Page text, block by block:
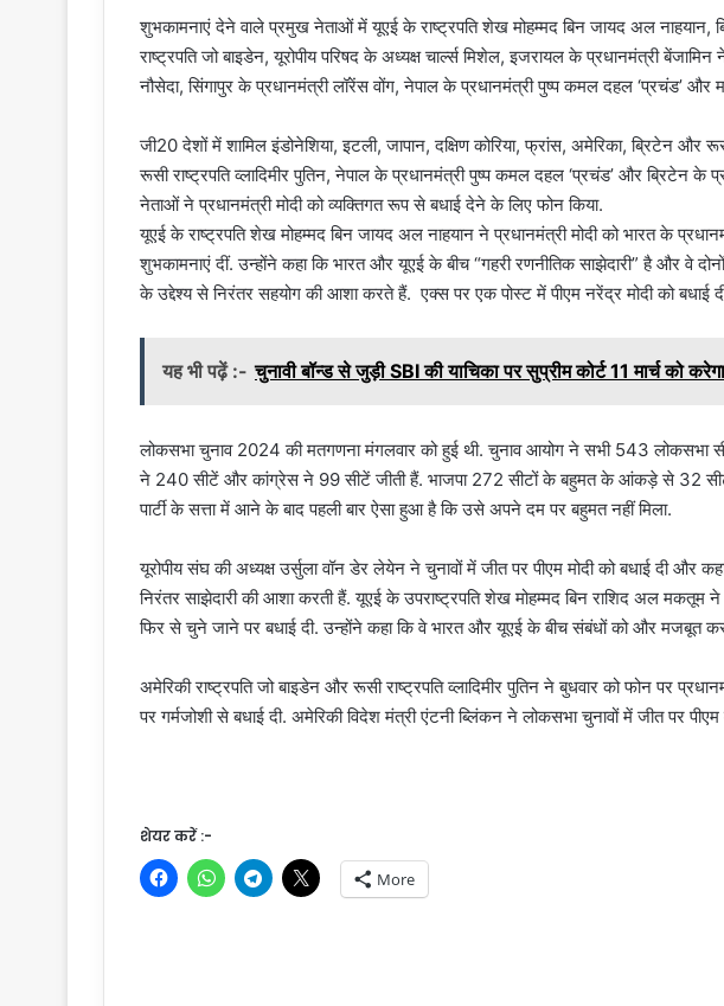
शुभकामनाएं देने वाले प्रमुख नेताओं में यूएई के राष्ट्रपति शेख मोहम्मद बिन जायद अल
राष्ट्रपति जो बाइडेन, यूरोपीय परिषद के अध्यक्ष चार्ल्स मिशेल, इजरायल के प्रधानमंत्री बेंजामिन
नौसेदा, सिंगापुर के प्रधानमंत्री लॉरेंस वोंग, नेपाल के प्रधानमंत्री पुष्प कमल दहल ‘प्रचंड’ और
जी20 देशों में शामिल इंडोनेशिया, इटली, जापान, दक्षिण कोरिया, फ्रांस, अमेरिका, ब्रिटेन और
रूसी राष्ट्रपति व्लादिमीर पुतिन, नेपाल के प्रधानमंत्री पुष्प कमल दहल ‘प्रचंड’ और ब्रिटेन
नेताओं ने प्रधानमंत्री मोदी को व्यक्तिगत रूप से बधाई देने के लिए फोन किया.
यूएई के राष्ट्रपति शेख मोहम्मद बिन जायद अल नाहयान ने प्रधानमंत्री मोदी को भारत के
शुभकामनाएं दीं. उन्होंने कहा कि भारत और यूएई के बीच “गहरी रणनीतिक साझेदारी” है और वे
के उद्देश्य से निरंतर सहयोग की आशा करते हैं. एक्स पर एक पोस्ट में पीएम नरेंद्र मोदी को बधाई
यह भी पढ़ें :- चुनावी बॉन्ड से जुड़ी SBI की याचिका पर सुप्रीम कोर्ट 11 मार्च को
लोकसभा चुनाव 2024 की मतगणना मंगलवार को हुई थी. चुनाव आयोग ने सभी 543 लोकसभा
ने 240 सीटें और कांग्रेस ने 99 सीटें जीती हैं. भाजपा 272 सीटों के बहुमत के आंकड़े से 32
पार्टी के सत्ता में आने के बाद पहली बार ऐसा हुआ है कि उसे अपने दम पर बहुमत नहीं मिला.
यूरोपीय संघ की अध्यक्ष उर्सुला वॉन डेर लेयेन ने चुनावों में जीत पर पीएम मोदी को बधाई दी और
निरंतर साझेदारी की आशा करती हैं. यूएई के उपराष्ट्रपति शेख मोहम्मद बिन राशिद अल मकतूम ने
फिर से चुने जाने पर बधाई दी. उन्होंने कहा कि वे भारत और यूएई के बीच संबंधों को और मजबूत
अमेरिकी राष्ट्रपति जो बाइडेन और रूसी राष्ट्रपति व्लादिमीर पुतिन ने बुधवार को फोन पर
पर गर्मजोशी से बधाई दी. अमेरिकी विदेश मंत्री एंटनी ब्लिंकन ने लोकसभा चुनावों में जीत पर
शेयर करें :-
More